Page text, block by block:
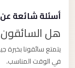
أسئلة شائعة عن
هل السائقون
يتمتع سائقونا بخبرة
في الوقت المناسب.